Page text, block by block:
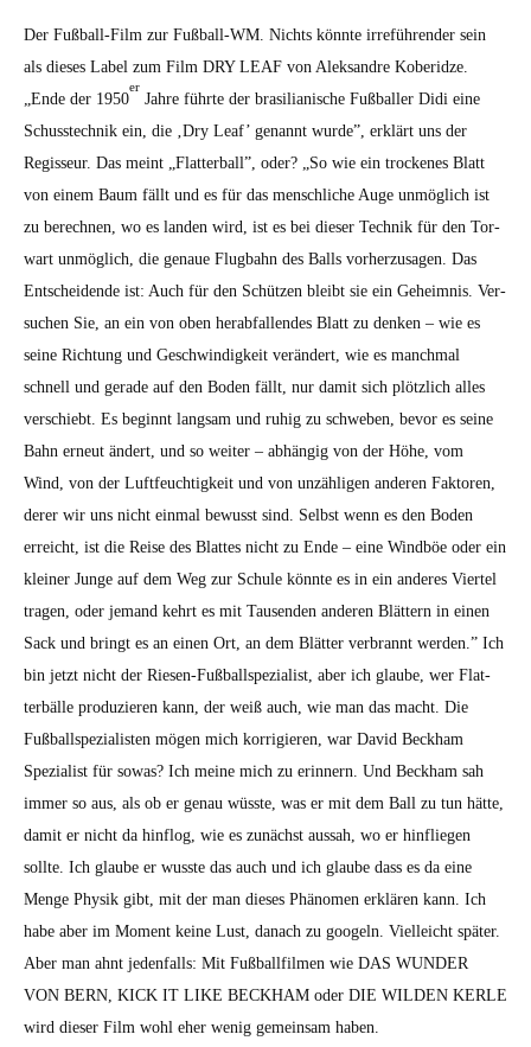
Der Fußball-Film zur Fußball-WM. Nichts kön­nte irreführen­der sein
als dieses Label zum Film DRY LEAF von Alek­san­dre Koberidze.
„Ende der 1950
er
Jahre führte der brasil­ian­is­che Fußballer Didi eine
Schusstech­nik ein, die ‚Dry Leaf’ genan­nt wurde”, erk­lärt uns der
Regis­seur. Das meint „Flat­ter­ball”, oder? „So wie ein trock­enes Blatt
von einem Baum fällt und es für das men­schliche Auge unmöglich ist
zu berech­nen, wo es lan­den wird, ist es bei dieser Tech­nik für den Tor­
wart unmöglich, die genaue Flug­bahn des Balls vorherzusagen. Das
Entschei­dende ist: Auch für den Schützen bleibt sie ein Geheim­nis. Ver­
suchen Sie, an ein von oben her­ab­fal­l­en­des Blatt zu denken – wie es
seine Rich­tung und Geschwindigkeit verän­dert, wie es manch­mal
schnell und ger­ade auf den Boden fällt, nur damit sich plöt­zlich alles
ver­schiebt. Es begin­nt langsam und ruhig zu schweben, bevor es seine
Bahn erneut ändert, und so weit­er – abhängig von der Höhe, vom
Wind, von der Luft­feuchtigkeit und von unzäh­li­gen anderen Fak­toren,
der­er wir uns nicht ein­mal bewusst sind. Selb­st wenn es den Boden
erre­icht, ist die Reise des Blattes nicht zu Ende – eine Wind­böe oder ein
klein­er Junge auf dem Weg zur Schule kön­nte es in ein anderes Vier­tel
tra­gen, oder jemand kehrt es mit Tausenden anderen Blät­tern in einen
Sack und bringt es an einen Ort, an dem Blät­ter ver­bran­nt wer­den.” Ich
bin jet­zt nicht der Riesen-Fußball­spezial­ist, aber ich glaube, wer Flat­
ter­bälle pro­duzieren kann, der weiß auch, wie man das macht. Die
Fußball­spezial­is­ten mögen mich kor­rigieren, war David Beck­ham
Spezial­ist für sowas? Ich meine mich zu erin­nern. Und Beck­ham sah
immer so aus, als ob er genau wüsste, was er mit dem Ball zu tun hätte,
damit er nicht da hin­flog, wie es zunächst aus­sah, wo er hin­fliegen
sollte. Ich glaube er wusste das auch und ich glaube dass es da eine
Menge Physik gibt, mit der man dieses Phänomen erk­lären kann. Ich
habe aber im Moment keine Lust, danach zu googeln. Vielle­icht später.
Aber man ahnt jeden­falls: Mit Fußball­fil­men wie DAS WUNDER
VON BERN, KICK IT LIKE BECKHAM oder DIE WILDEN KERLE
wird dieser Film wohl eher wenig gemein­sam haben.